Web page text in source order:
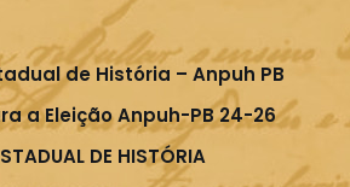
de História – Anpuh PB
a Eleição Anpuh-PB 24-26
DE HISTÓRIA